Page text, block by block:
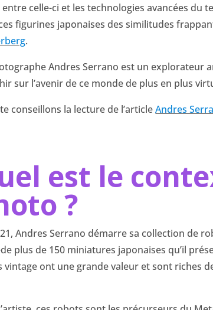
entre celle-ci et les technologies avancées du
figurines japonaises des similitudes
.
Andres Serrano est un explorateur
sur l’avenir de ce monde de plus en plus
conseillons la lecture de l’articleAndres
est le
?
Andres Serrano démarre sa collection de
plus de 150 miniatures japonaises qu’il
vintage ont une grande valeur et sont riches